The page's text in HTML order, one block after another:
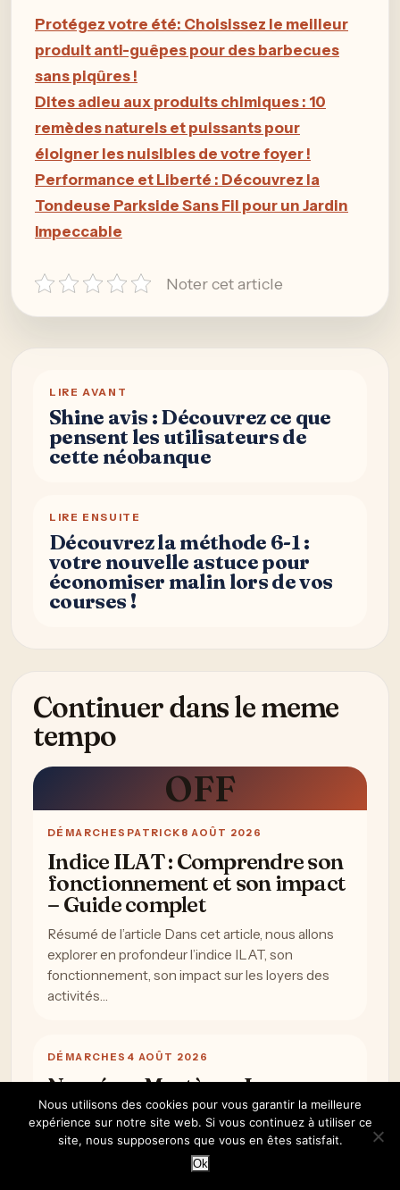
Protégez votre été: Choisissez le meilleur
produit anti-guêpes pour des barbecues
sans piqûres !
Dites adieu aux produits chimiques : 10
remèdes naturels et puissants pour
éloigner les nuisibles de votre foyer !
Performance et Liberté : Découvrez la
Tondeuse Parkside Sans Fil pour un Jardin
Impeccable
Noter cet article
LIRE AVANT
Shine avis : Découvrez ce que
pensent les utilisateurs de
cette néobanque
LIRE ENSUITE
Découvrez la méthode 6-1 :
votre nouvelle astuce pour
économiser malin lors de vos
courses !
Continuer dans le meme
tempo
OFF
DÉMARCHES PATRICK 8 AOÛT 2026
Indice ILAT : Comprendre son
fonctionnement et son impact
– Guide complet
Résumé de l’article Dans cet article, nous allons
explorer en profondeur l’indice ILAT, son
fonctionnement, son impact sur les loyers des
activités…
DÉMARCHES 4 AOÛT 2026
Numéros Mystères: La
Combinaison du Loto Qui N’a
Jamais Été Tirée
Dans l’univers du loto, où chaque combinaison de
Nous utilisons des cookies pour vous garantir la meilleure
expérience sur notre site web. Si vous continuez à utiliser ce
site, nous supposerons que vous en êtes satisfait.
Ok